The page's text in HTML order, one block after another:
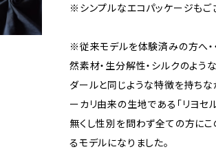
※シンプルなエコパッケージもご
※従来モデルを体験済みの方へ・
然素材・生分解性・シルクのよう
ダールと同じような特徴を持ち
ーカリ由来の生地である「リヨセ
無くし性別を問わず全ての方にこ
るモデルになりました。